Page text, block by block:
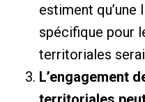
estiment qu’une
spécifique pour
territoriales
L’engagement